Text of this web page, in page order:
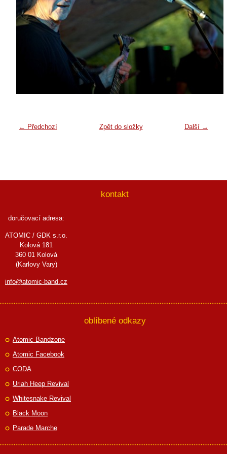
← Předchozí Další →
Zpět do složky
kontakt
doručovací adresa:
ATOMIC / GDK s.r.o.
Kolová 181
360 01 Kolová
(Karlovy Vary)
info@atomic-band.cz
oblíbené odkazy
Atomic Bandzone
Atomic Facebook
CODA
Uriah Heep Revival
Whitesnake Revival
Black Moon
Parade Marche